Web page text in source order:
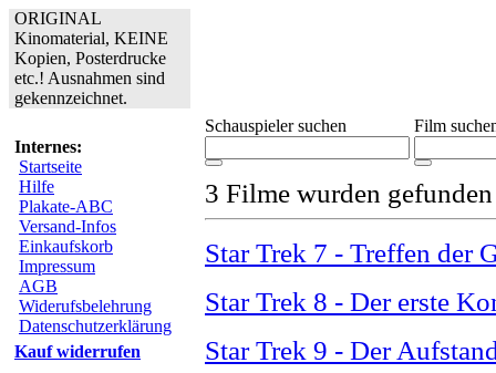
ORIGINAL
Kinomaterial, KEINE
Kopien, Posterdrucke
etc.! Ausnahmen sind
gekennzeichnet.
Internes:
Startseite
Hilfe
Plakate-ABC
Versand-Infos
Einkaufskorb
Impressum
AGB
Widerufsbelehrung
Datenschutzerklärung
Kauf widerrufen
Schauspieler suchen Film
3 Filme wurden
Star Trek 7 - Treffen der
Star Trek 8 - Der erste
Star Trek 9 - Der